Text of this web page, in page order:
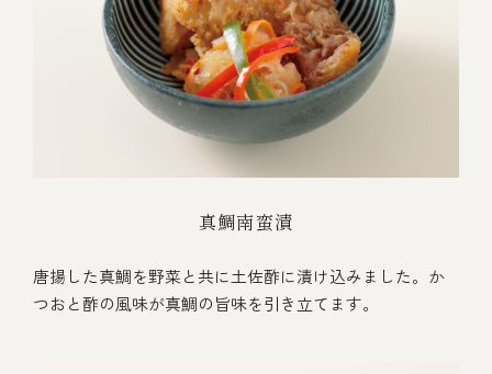
真鯛南蛮漬
唐揚した真鯛を野菜と共に土佐酢に漬け込みました。か
つおと酢の風味が真鯛の旨味を引き立てます。